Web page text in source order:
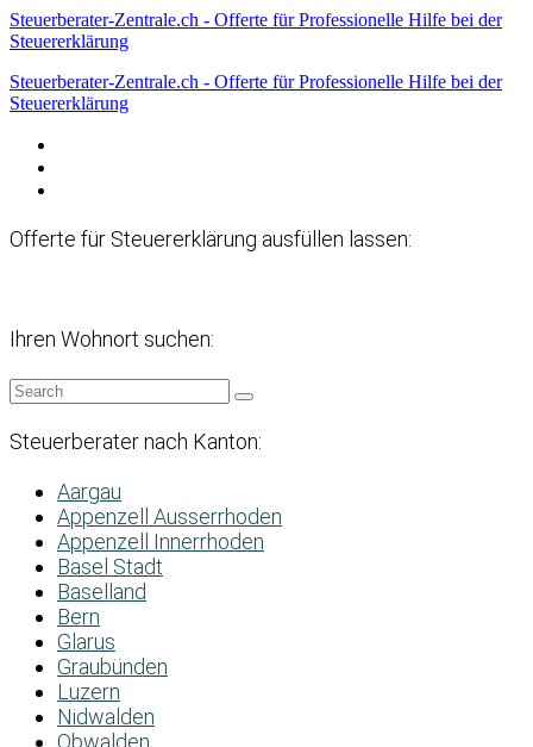
Steuerberater-Zentrale.ch - Offerte für Professionelle Hilfe bei der
Steuererklärung
Steuerberater-Zentrale.ch - Offerte für Professionelle Hilfe bei der
Steuererklärung
Offerte für Steuererklärung ausfüllen lassen:
Ihren Wohnort suchen:
Steuerberater nach Kanton:
Aargau
Appenzell Ausserrhoden
Appenzell Innerrhoden
Basel Stadt
Baselland
Bern
Glarus
Graubünden
Luzern
Nidwalden
Obwalden